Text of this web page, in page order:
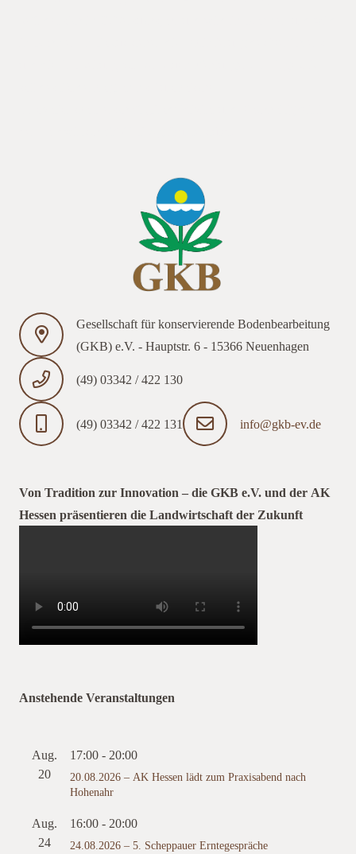
Gesellschaft für konservierende Bodenbearbeitung
(GKB) e.V. - Hauptstr. 6 - 15366 Neuenhagen
(49) 03342 / 422 130
(49) 03342 / 422 131 info@gkb-ev.de
Von Tradition zur Innovation – die GKB e.V. und der AK
Hessen präsentieren die Landwirtschaft der Zukunft
Anstehende Veranstaltungen
Aug.
20
17:00-20:00
20.08.2026 – AK Hessen lädt zum Praxisabend nach
Hohenahr
Aug.
24
16:00-20:00
24.08.2026 – 5. Scheppauer Erntegespräche